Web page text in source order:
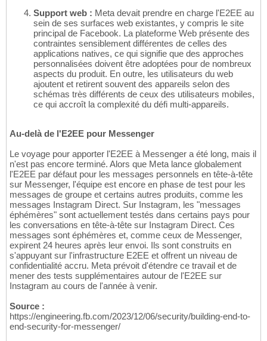
Support web : Meta devait prendre en charge l'E2EE au
sein de ses surfaces web existantes, y compris le site
principal de Facebook. La plateforme Web présente des
contraintes sensiblement différentes de celles des
applications natives, ce qui signifie que des approches
personnalisées doivent être adoptées pour de nombreux
aspects du produit. En outre, les utilisateurs du web
ajoutent et retirent souvent des appareils selon des
schémas très différents de ceux des utilisateurs mobiles,
ce qui accroît la complexité du défi multi-appareils.
Au-delà de l'E2EE pour Messenger
Le voyage pour apporter l'E2EE à Messenger a été long, mais il
n'est pas encore terminé. Alors que Meta lance globalement
l'E2EE par défaut pour les messages personnels en tête-à-tête
sur Messenger, l'équipe est encore en phase de test pour les
messages de groupe et certains autres produits, comme les
messages Instagram Direct. Sur Instagram, les "messages
éphémères" sont actuellement testés dans certains pays pour
les conversations en tête-à-tête sur Instagram Direct. Ces
messages sont éphémères et, comme ceux de Messenger,
expirent 24 heures après leur envoi. Ils sont construits en
s'appuyant sur l'infrastructure E2EE et offrent un niveau de
confidentialité accru. Meta prévoit d'étendre ce travail et de
mener des tests supplémentaires autour de l'E2EE sur
Instagram au cours de l'année à venir.
Source :
https://engineering.fb.com/2023/12/06/security/building-end-to-
end-security-for-messenger/